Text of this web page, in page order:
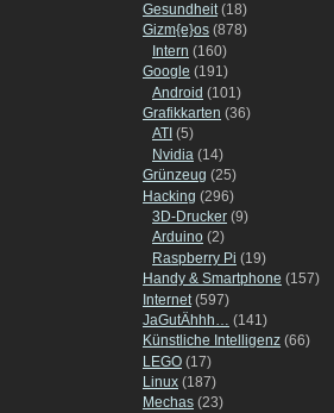
Gesundheit(18)
Gizm{e}os (878)
Intern (160)
Google (191)
Android (101)
Grafikkarten (36)
ATI (5)
Nvidia (14)
Grünzeug (25)
Hacking (296)
3D-Drucker (9)
Arduino (2)
Raspberry Pi (19)
Handy & Smartphone (157)
Internet (597)
JaGutÄhhh… (141)
Künstliche Intelligenz (66)
LEGO (17)
Linux (187)
Mechas (23)